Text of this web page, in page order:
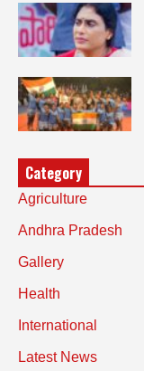
Category
Agriculture
Andhra Pradesh
Gallery
Health
International
Latest News